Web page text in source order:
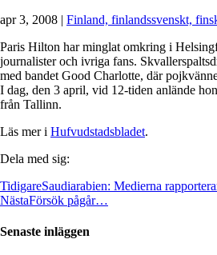
apr 3, 2008 | Finland, finlandssvenskt,
Paris Hilton har minglat omkring i
journalister och ivriga fans.
med bandet Good Charlotte, där
I dag, den 3 april, vid 12-tiden anlände
från Tallinn.
Läs mer i Hufvudstadsbladet.
Dela med sig:
TidigareSaudiarabien: Medierna
NästaFörsök pågår…
Senaste inläggen